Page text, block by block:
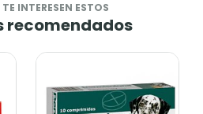
TE INTERESEN ESTOS
recomendados